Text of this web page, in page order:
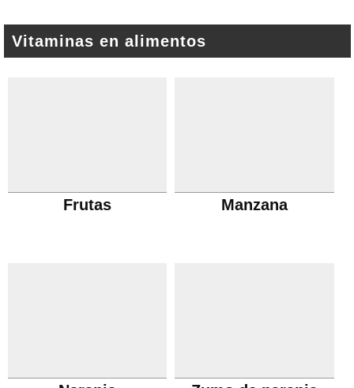
Vitaminas en alimentos
Frutas Manzana